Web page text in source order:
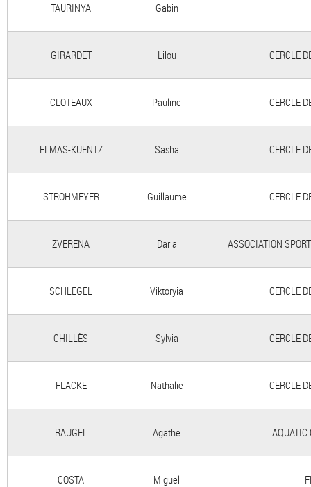
TAURINYA Gabin
GIRARDET Lilou CERCLE
CLOTEAUX Pauline CERCLE
ELMAS-KUENTZ Sasha CERCLE
STROHMEYER Guillaume CERCLE
ZVERENA Daria ASSOCIATION
SCHLEGEL Viktoryia CERCLE
CHILLÈS Sylvia CERCLE
FLACKE Nathalie CERCLE
RAUGEL Agathe
COSTA Miguel